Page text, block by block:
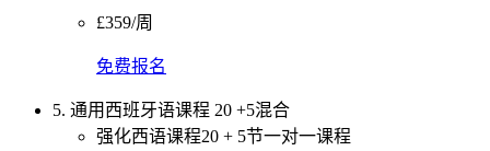
£359/周
免费报名
5. 通用西班牙语课程 20 +5混合
强化西语课程20 + 5节一对一课程